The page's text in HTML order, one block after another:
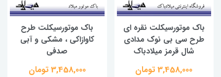
باک موتورسیکلت نقره ای
طرح سی بی نوک مدادی
شال قرمز میلادباک
3,458,000 تومان
باک موتورسیکلت طرح
کاوازاکی ، مشکی و آبی
صدفی
3,458,000 تومان